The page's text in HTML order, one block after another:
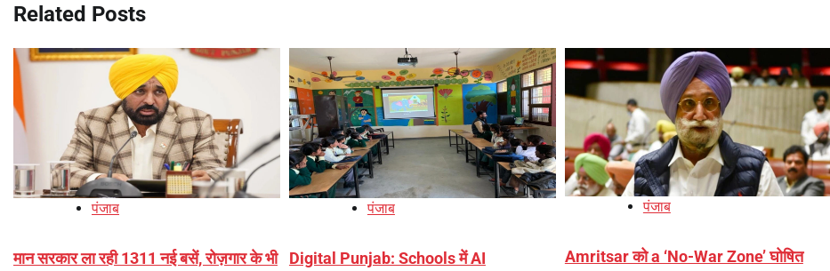
Related Posts
पंजाब
मान सरकार ला रही 1311 नई बसें, रोज़गार के भी
पंजाब
Digital Punjab: Schools में AI
पंजाब
Amritsar को a ‘No-War Zone’ घोषित